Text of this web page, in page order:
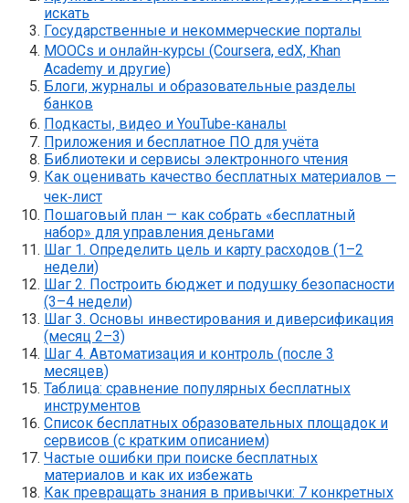
искать
Государственные и некоммерческие порталы
MOOCs и онлайн‑курсы (Coursera, edX, Khan
Academy и другие)
Блоги, журналы и образовательные разделы
банков
Подкасты, видео и YouTube‑каналы
Приложения и бесплатное ПО для учёта
Библиотеки и сервисы электронного чтения
Как оценивать качество бесплатных материалов —
чек‑лист
Пошаговый план — как собрать «бесплатный
набор» для управления деньгами
Шаг 1. Определить цель и карту расходов (1–2
недели)
Шаг 2. Построить бюджет и подушку безопасности
(3–4 недели)
Шаг 3. Основы инвестирования и диверсификация
(месяц 2–3)
Шаг 4. Автоматизация и контроль (после 3
месяцев)
Таблица: сравнение популярных бесплатных
инструментов
Список бесплатных образовательных площадок и
сервисов (с кратким описанием)
Частые ошибки при поиске бесплатных
материалов и как их избежать
Как превращать знания в привычки: 7 конкретных